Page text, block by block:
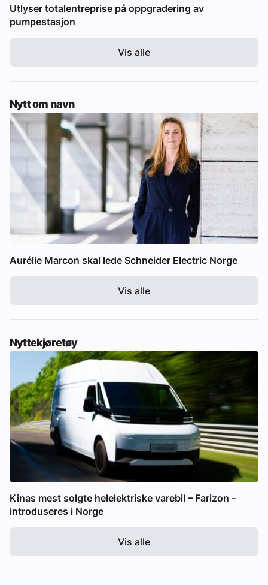
Utlyser totalentreprise på oppgradering av
pumpestasjon
Vis alle
Nytt om navn
Aurélie Marcon skal lede Schneider Electric Norge
Vis alle
Nyttekjøretøy
Kinas mest solgte helelektriske varebil – Farizon –
introduseres i Norge
Vis alle